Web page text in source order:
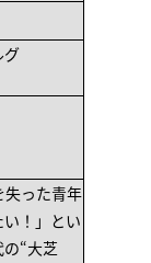
グ
失った青年
！」とい
“大芝